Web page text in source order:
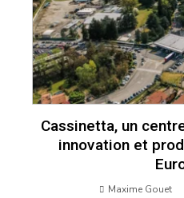
Cassinetta, un
innovation et
Maxime Gouet